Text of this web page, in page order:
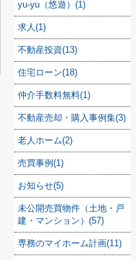
yu-yu（悠遊）(1)
求人(1)
不動産投資(13)
住宅ローン(18)
仲介手数料無料(1)
不動産売却・購入事例集(3)
老人ホーム(2)
売買事例(1)
お知らせ(5)
未公開売買物件（土地・戸
建・マンション）(57)
専務のマイホーム計画(11)